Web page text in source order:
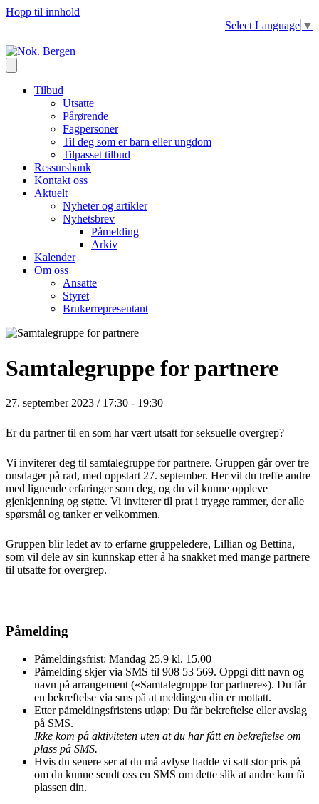
Hopp til innhold
Select Language ▼
Tilbud
Utsatte
Pårørende
Fagpersoner
Til deg som er barn eller ungdom
Tilpasset tilbud
Ressursbank
Kontakt oss
Aktuelt
Nyheter og artikler
Nyhetsbrev
Påmelding
Arkiv
Kalender
Om oss
Ansatte
Styret
Brukerrepresentant
Samtalegruppe for partnere
27. september 2023 / 17:30 - 19:30
Er du partner til en som har vært utsatt for seksuelle overgrep?
Vi inviterer deg til samtalegruppe for partnere. Gruppen går over tre
onsdager på rad, med oppstart 27. september. Her vil du treffe andre
med lignende erfaringer som deg, og du vil kunne oppleve
gjenkjenning og støtte. Vi inviterer til prat i trygge rammer, der alle
spørsmål og tanker er velkommen.
Gruppen blir ledet av to erfarne gruppeledere, Lillian og Bettina,
som vil dele av sin kunnskap etter å ha snakket med mange partnere
til utsatte for overgrep.
Påmelding
Påmeldingsfrist: Mandag 25.9 kl. 15.00
Påmelding skjer via SMS til 908 53 569. Oppgi ditt navn og
navn på arrangement («Samtalegruppe for partnere»). Du får
en bekreftelse via sms på at meldingen din er mottatt.
Etter påmeldingsfristens utløp: Du får bekreftelse eller avslag
på SMS.
Ikke kom på aktiviteten uten at du har fått en bekreftelse om
plass på SMS.
Hvis du senere ser at du må avlyse hadde vi satt stor pris på
om du kunne sendt oss en SMS om dette slik at andre kan få
plassen din.